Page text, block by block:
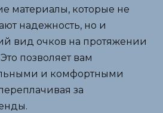
материалы, которые не
надежность, но и
вид очков на протяжении
позволяет вам
и комфортными
за